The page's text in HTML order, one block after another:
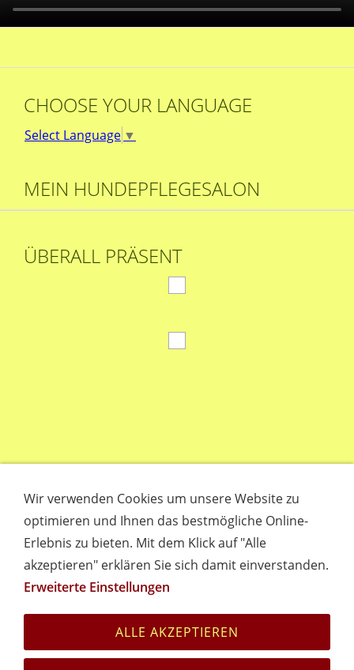
CHOOSE YOUR LANGUAGE
Select Language ▼
MEIN HUNDEPFLEGESALON
ÜBERALL PRÄSENT
Empfehlungen Links
Wir verwenden Cookies um unsere Website zu
optimieren und Ihnen das bestmögliche Online-
Erlebnis zu bieten. Mit dem Klick auf "Alle
akzeptieren" erklären Sie sich damit einverstanden.
Erweiterte Einstellungen
ALLE AKZEPTIEREN